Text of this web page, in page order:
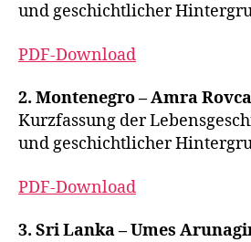
und geschichtlicher
PDF-Download
2. Montenegro – Amra
Kurzfassung der
und geschichtlicher
PDF-Download
3. Sri Lanka – Umes